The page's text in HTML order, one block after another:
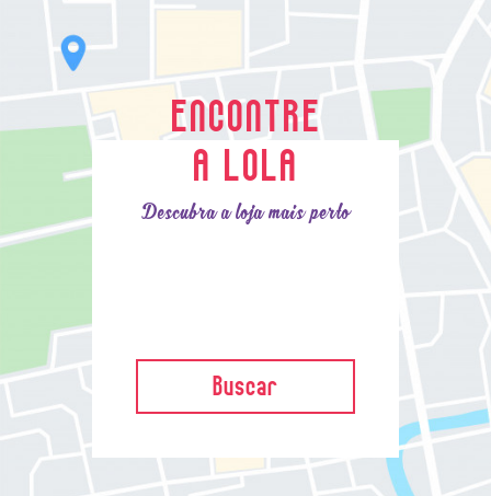
ENCONTRE
A LOLA
Descubra a loja mais perto
Buscar